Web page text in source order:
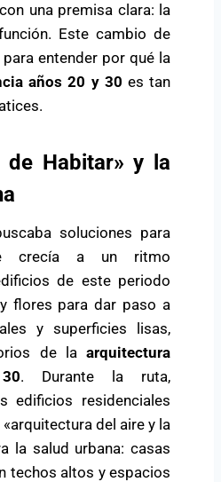
con una premisa clara: la
Este cambio de
entender por qué la
años 20 y 30 es tan
de Habitar» y la
soluciones para
crecía a un ritmo
de este periodo
flores para dar paso a
y superficies lisas,
de la arquitectura
. Durante la ruta,
edificios residenciales
del aire y la
la salud urbana: casas
techos altos y espacios